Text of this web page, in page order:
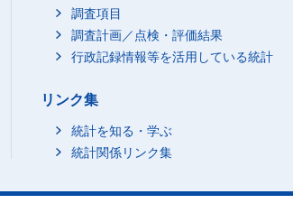
調査項目
調査計画／点検・評価結果
行政記録情報等を活用している統計
リンク集
統計を知る・学ぶ
統計関係リンク集